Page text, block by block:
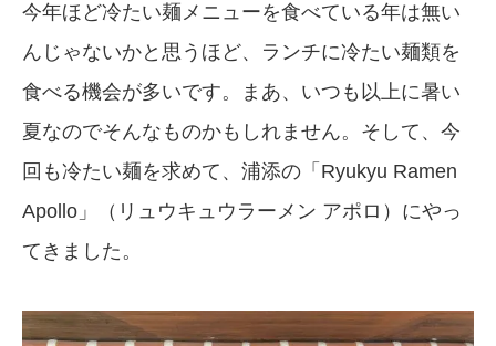
今年ほど冷たい麺メニューを食べている年は無い
んじゃないかと思うほど、ランチに冷たい麺類を
食べる機会が多いです。まあ、いつも以上に暑い
夏なのでそんなものかもしれません。そして、今
回も冷たい麺を求めて、浦添の「Ryukyu Ramen
Apollo」（リュウキュウラーメン アポロ）にやっ
てきました。